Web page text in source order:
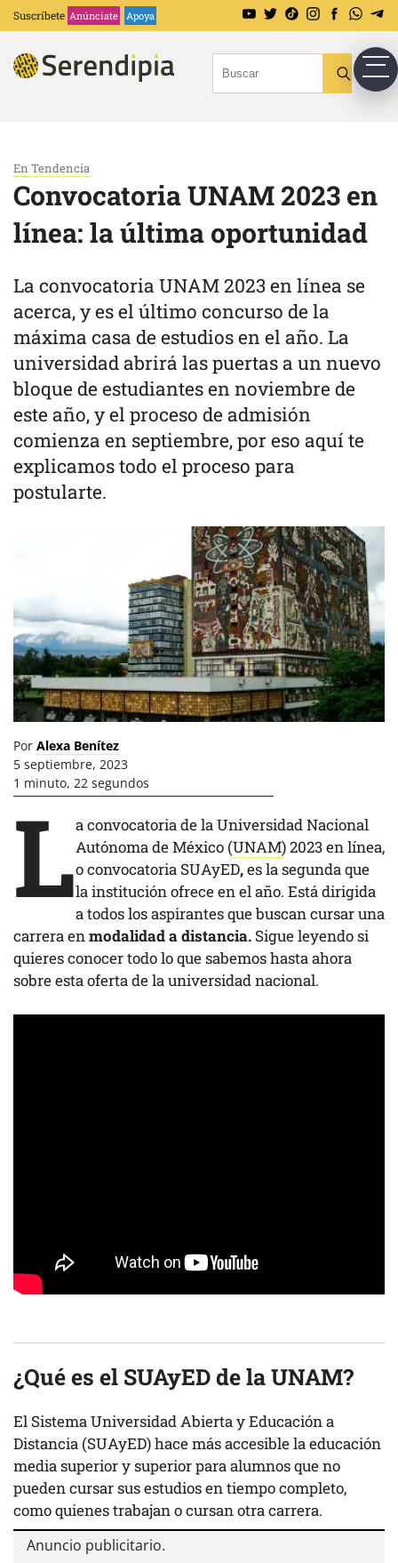
Suscríbete Anúnciate Apoya
En Tendencia
Convocatoria UNAM 2023 en
línea: la última oportunidad
La convocatoria UNAM 2023 en línea se
acerca, y es el último concurso de la
máxima casa de estudios en el año. La
universidad abrirá las puertas a un nuevo
bloque de estudiantes en noviembre de
este año, y el proceso de admisión
comienza en septiembre, por eso aquí te
explicamos todo el proceso para
postularte.
Por Alexa Benítez
5 septiembre, 2023
1 minuto, 22 segundos
La convocatoria de la Universidad Nacional
Autónoma de México (UNAM) 2023 en línea,
o convocatoria SUAyED,es la segunda que
la institución ofrece en el año. Está dirigida
a todos los aspirantes que buscan cursar una
carrera enmodalidad a distancia. Sigue leyendo si
quieres conocer todo lo que sabemos hasta ahora
sobre esta oferta de la universidad nacional.
¿Qué es el SUAyED de la UNAM?
El Sistema Universidad Abierta y Educación a
Distancia (SUAyED) hace más accesible la educación
media superior y superior para alumnos que no
pueden cursar sus estudios en tiempo completo,
como quienes trabajan o cursan otra carrera.